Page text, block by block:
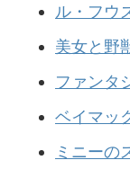
ル・フウ
美女と野
ファンタ
ベイマッ
ミニーの